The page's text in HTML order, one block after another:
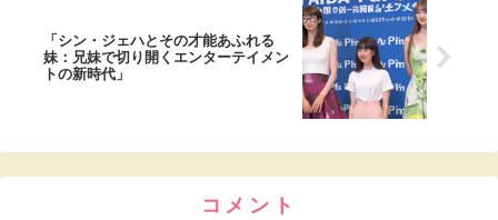
「シン・ジェハとその才能あふれる
妹：兄妹で切り開くエンターテイメン
トの新時代」
コメント